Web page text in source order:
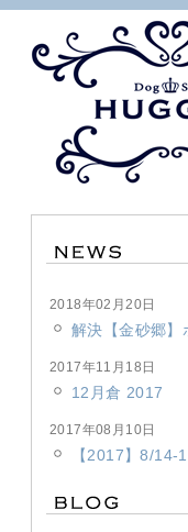
2018年02月20日
解決【金砂郷】
2017年11月18日
12月倉 2017
2017年08月10日
【2017】8/14-